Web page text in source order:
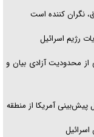
نگران کننده است
رژیم اسرائیل
از محدودیت آزادی بیان و
پیش‌بینی آمریکا از منطقه